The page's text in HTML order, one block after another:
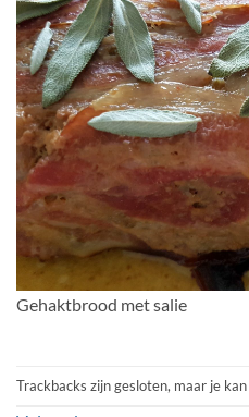
Gehaktbrood met salie
Trackbacks zijn gesloten, maar je kan